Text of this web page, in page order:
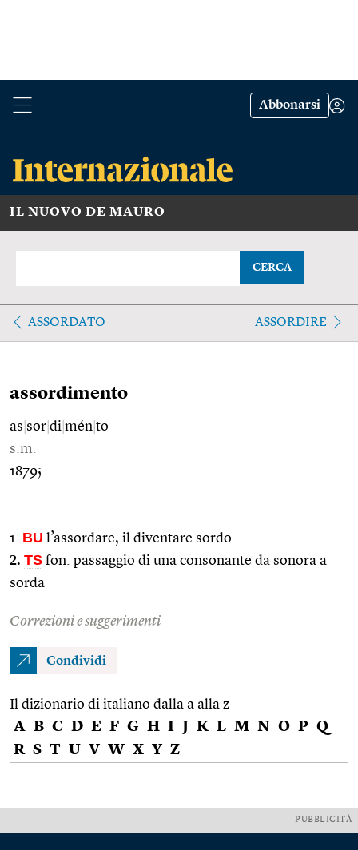
Abbonarsi
IL NUOVO DE MAURO
CERCA
ASSORDATO ASSORDIRE
assordimento
as sor di mén to
s.m.
1879;
1. BU l’assordare, il diventare sordo
2. TS fon. passaggio di una consonante da sonora a
sorda
Correzioni e suggerimenti
Condividi
Il dizionario di italiano dalla a alla z
A B C D E F G H I J K L M N O P Q
R S T U V W X Y Z
PUBBLICITÀ